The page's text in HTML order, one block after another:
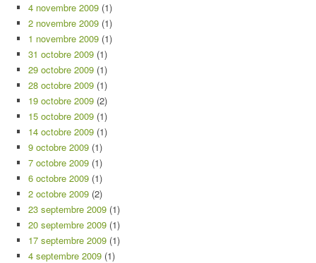
4 novembre 2009 (1)
2 novembre 2009 (1)
1 novembre 2009 (1)
31 octobre 2009 (1)
29 octobre 2009 (1)
28 octobre 2009 (1)
19 octobre 2009 (2)
15 octobre 2009 (1)
14 octobre 2009 (1)
9 octobre 2009 (1)
7 octobre 2009 (1)
6 octobre 2009 (1)
2 octobre 2009 (2)
23 septembre 2009 (1)
20 septembre 2009 (1)
17 septembre 2009 (1)
4 septembre 2009 (1)